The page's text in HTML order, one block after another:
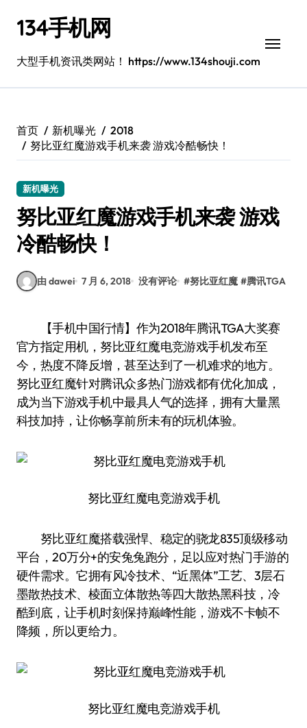
134手机网
大型手机资讯类网站！ https://www.134shouji.com
首页 新机曝光
2018
努比亚红魔游戏手机来袭 游戏冷酷畅快！
新机曝光
努比亚红魔游戏手机来袭 游戏
冷酷畅快！
由 dawei 7 月 6, 2018 没有评论 #努比亚红魔 #腾讯TGA
【手机中国行情】作为2018年腾讯TGA大奖赛
官方指定用机，努比亚红魔电竞游戏手机发布至
今，热度不降反增，甚至达到了一机难求的地方。
努比亚红魔针对腾讯众多热门游戏都有优化加成，
成为当下游戏手机中最具人气的选择，拥有大量黑
科技加持，让你畅享前所未有的玩机体验。
努比亚红魔电竞游戏手机
努比亚红魔搭载强悍、稳定的骁龙835顶级移动
平台，20万分+的安兔兔跑分，足以应对热门手游的
硬件需求。它拥有风冷技术、“近黑体”工艺、3层石
墨散热技术、棱面立体散热等四大散热黑科技，冷
酷到底，让手机时刻保持巅峰性能，游戏不卡帧不
降频，所以更给力。
努比亚红魔电竞游戏手机